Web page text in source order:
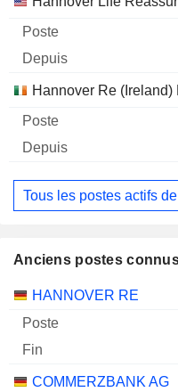
Hannover Re (Ireland)
Tous les postes actifs
Anciens postes
Sociétés Poste Fin
HANNOVER RE
COMMERZBANK AG